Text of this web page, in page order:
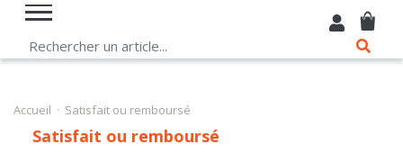
Accueil · Satisfait ou remboursé
Satisfait ou remboursé